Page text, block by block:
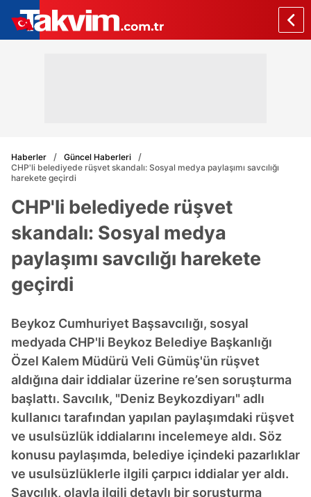
Haberler
Güncel Haberleri
CHP'li belediyede rüşvet skandalı: Sosyal medya paylaşımı savcılığı
harekete geçirdi
CHP'li belediyede rüşvet
skandalı: Sosyal medya
paylaşımı savcılığı harekete
geçirdi
Beykoz Cumhuriyet Başsavcılığı, sosyal
medyada CHP'li Beykoz Belediye Başkanlığı
Özel Kalem Müdürü Veli Gümüş'ün rüşvet
aldığına dair iddialar üzerine re’sen soruşturma
başlattı. Savcılık, "Deniz Beykozdiyarı" adlı
kullanıcı tarafından yapılan paylaşımdaki rüşvet
ve usulsüzlük iddialarını incelemeye aldı. Söz
konusu paylaşımda, belediye içindeki pazarlıklar
ve usulsüzlüklerle ilgili çarpıcı iddialar yer aldı.
Savcılık, olayla ilgili detaylı bir soruşturma